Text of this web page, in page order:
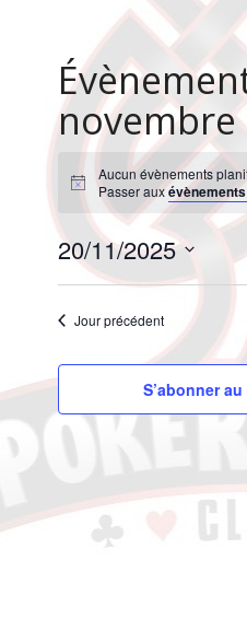
novembre
Notice
Aucun évènements
Passer aux
20/11/2025
Sélectionnez
date.Jour précédent
S’abonner